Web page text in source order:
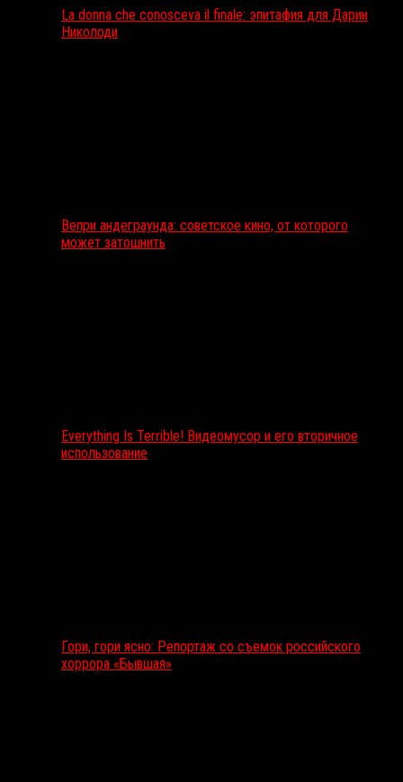
La donna che conosceva il finale: эпитафия для Дарии
Николоди
Вепри андеграунда: советское кино, от которого
может затошнить
Everything Is Terrible! Видеомусор и его вторичное
использование
Гори, гори ясно: Репортаж со съемок российского
хоррора «Бывшая»